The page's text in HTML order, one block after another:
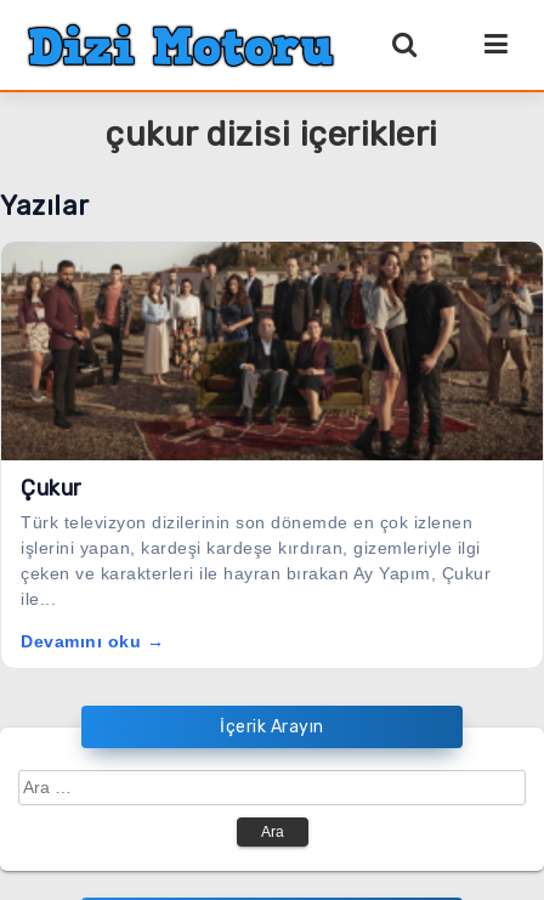
çukur dizisi içerikleri
Yazılar
Çukur
Türk televizyon dizilerinin son dönemde en çok izlenen
işlerini yapan, kardeşi kardeşe kırdıran, gizemleriyle ilgi
çeken ve karakterleri ile hayran bırakan Ay Yapım, Çukur
ile...
Devamını oku →
İçerik Arayın
Arama: